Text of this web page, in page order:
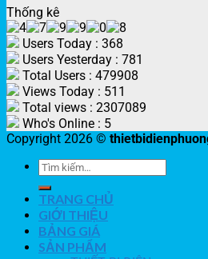
Thống kê
Users Today : 368
Users Yesterday : 781
Total Users : 479908
Views Today : 511
Total views : 2307089
Who's Online : 5
Copyright 2026 ©
TRANG CHỦ
GIỚI THIỆU
BẢNG GIÁ
SẢN PHẨM